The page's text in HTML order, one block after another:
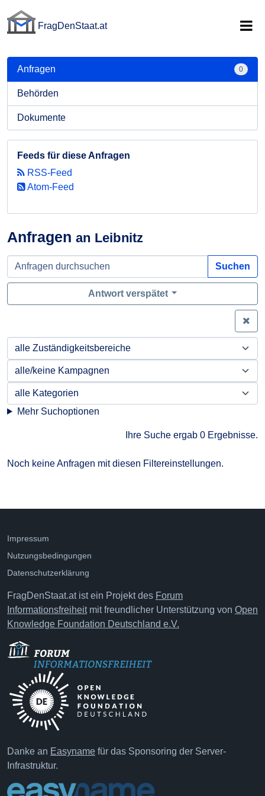
FragDenStaat.at
Anfragen an Leibnitz
Suchen
Antwort verspätet
Mehr Suchoptionen
Ihre Suche ergab 0 Ergebnisse.
Noch keine Anfragen mit diesen Filtereinstellungen.
Anfragen 0
Behörden
Dokumente
Feeds für diese Anfragen
RSS-Feed
Atom-Feed
Impressum
Nutzungsbedingungen
Datenschutzerklärung
FragDenStaat.at ist ein Projekt des Forum
Informationsfreiheitmit freundlicher Unterstützung von Open
Knowledge Foundation Deutschland e.V.
Danke an Easyname für das Sponsoring der Server-
Infrastruktur.